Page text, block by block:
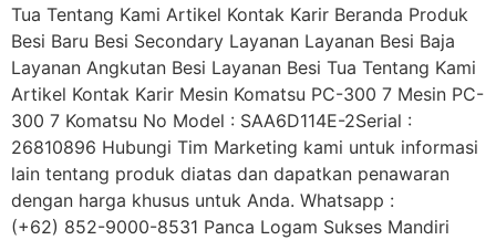
Tua Tentang Kami Artikel Kontak Karir Beranda Produk
Besi Baru Besi Secondary Layanan Layanan Besi Baja
Layanan Angkutan Besi Layanan Besi Tua Tentang Kami
Artikel Kontak Karir Mesin Komatsu PC-300 7 Mesin PC-
300 7 Komatsu No Model : SAA6D114E-2Serial :
26810896 Hubungi Tim Marketing kami untuk informasi
lain tentang produk diatas dan dapatkan penawaran
dengan harga khusus untuk Anda. Whatsapp :
(+62) 852-9000-8531 Panca Logam Sukses Mandiri